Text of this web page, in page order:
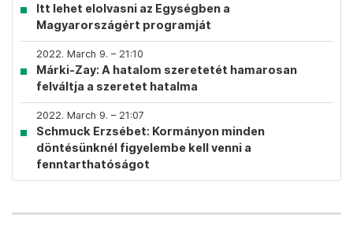
Itt lehet elolvasni az Egységben a
Magyarországért programját
2022. March 9. – 21:10
Márki-Zay: A hatalom szeretetét hamarosan
felváltja a szeretet hatalma
2022. March 9. – 21:07
Schmuck Erzsébet: Kormányon minden
döntésünknél figyelembe kell venni a
fenntarthatóságot